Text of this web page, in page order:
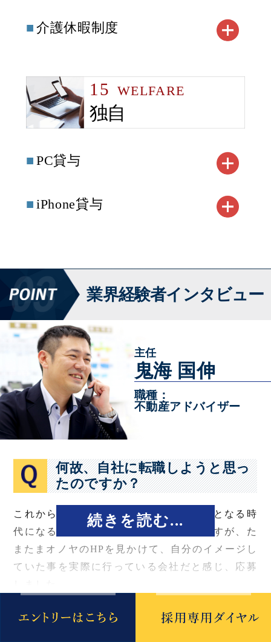
介護休暇制度
15 WELFARE
独自
PC貸与
iPhone貸与
業界経験者インタビュー
主任
鬼海 国伸
職種
不動産アドバイザー
何故、自社に転職しようと思っ
たのですか？
これからは中古住宅やリフォームが中心となる時
代になるのではないかと感じていたのですが、た
またまオノヤのHPを見かけて、自分のイメージし
ていた事を実際に行っている会社だと感じ、応募
続きを読む...
転職にあたって不安なことはあ